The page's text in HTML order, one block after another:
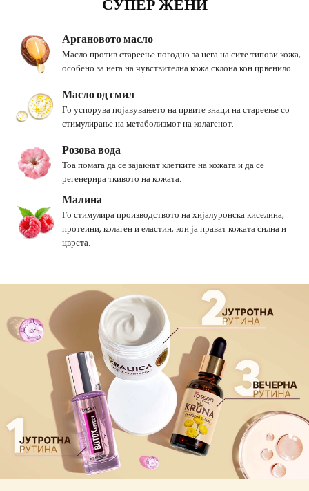
СУПЕР ЖЕНИ
Аргановото масло
Масло против стареење погодно за нега на сите типови кожа,
особено за нега на чувствителна кожа склона кон црвенило.
Масло од смил
Го успорува појавувањето на првите знаци на стареење со
стимулирање на метаболизмот на колагенот.
Розова вода
Тоа помага да се зајакнат клетките на кожата и да се
регенерира ткивото на кожата.
Малина
Го стимулира производството на хијалуронска киселина,
протеини, колаген и еластин, кои ја прават кожата силна и
цврста.